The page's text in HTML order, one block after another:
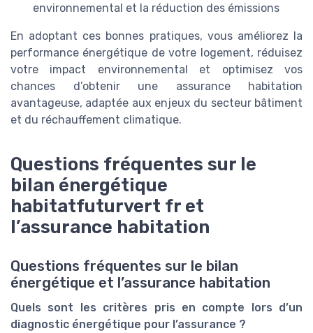
environnemental et la réduction des émissions
En adoptant ces bonnes pratiques, vous améliorez la
performance énergétique de votre logement, réduisez
votre impact environnemental et optimisez vos
chances d’obtenir une assurance habitation
avantageuse, adaptée aux enjeux du secteur bâtiment
et du réchauffement climatique.
Questions fréquentes sur le
bilan énergétique
habitatfuturvert fr et
l’assurance habitation
Questions fréquentes sur le bilan
énergétique et l’assurance habitation
Quels sont les critères pris en compte lors d’un
diagnostic énergétique pour l’assurance ?